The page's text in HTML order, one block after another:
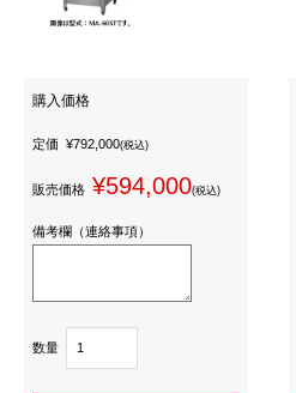
購入価格
定価 ¥792,000(税込)
販売価格 ¥594,000(税込)
備考欄（連絡事項）
数量